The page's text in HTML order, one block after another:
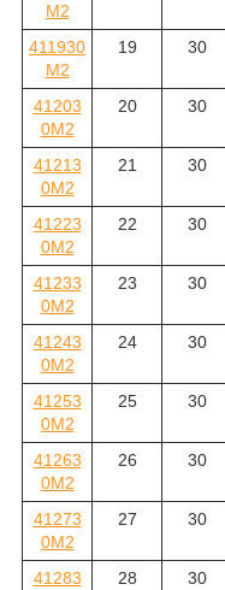
M2
411930
M2
19 30
41203
0M2
20 30
41213
0M2
21 30
41223
0M2
22 30
41233
0M2
23 30
41243
0M2
24 30
41253
0M2
25 30
41263
0M2
26 30
41273
0M2
27 30
41283
28 30